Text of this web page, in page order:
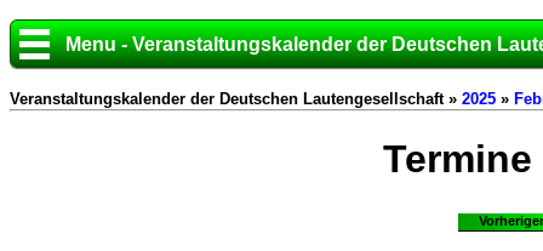
Menu - Veranstaltungskalender der Deutschen
Veranstaltungskalender der Deutschen Lautengesellschaft » 2025 »
Termine